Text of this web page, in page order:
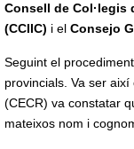
Consell de Col·legis
(CCIIC) i el Consejo
Seguint el
provincials. Va ser
(CECR) va constatar
mateixos nom i